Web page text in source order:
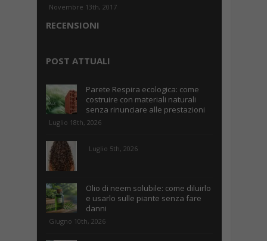
Novembre 13th, 2017
RECENSIONI
POST ATTUALI
Parete Respira ecologica: come
costruire con materiali naturali
senza rinunciare alle prestazioni
Luglio 18th, 2026
Luglio 5th, 2026
Olio di neem solubile: come diluirlo
e usarlo sulle piante senza fare
danni
Giugno 10th, 2026